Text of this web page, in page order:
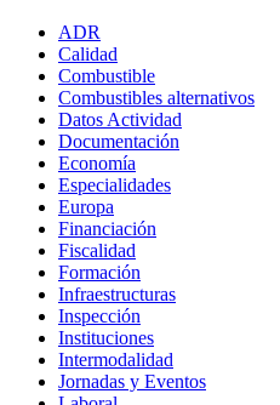
ADR
Calidad
Combustible
Combustibles alternativos
Datos Actividad
Documentación
Economía
Especialidades
Europa
Financiación
Fiscalidad
Formación
Infraestructuras
Inspección
Instituciones
Intermodalidad
Jornadas y Eventos